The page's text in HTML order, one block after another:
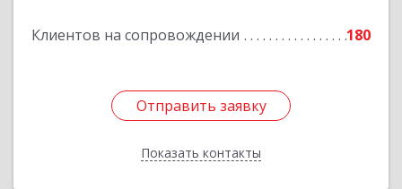
Клиентов на сопровождении 180
Отправить заявку
Показать контакты
Отправить заявку
Назад